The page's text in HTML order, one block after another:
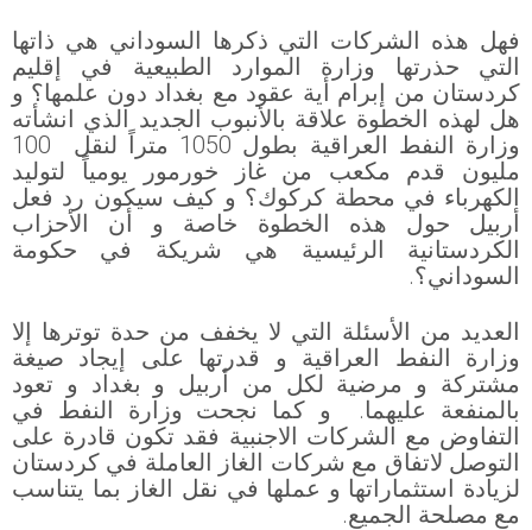
فهل هذه الشركات التي ذكرها السوداني هي ذاتها
التي حذرتها وزارة الموارد الطبيعية في إقليم
كردستان من إبرام أية عقود مع بغداد دون علمها؟ و
هل لهذه الخطوة علاقة بالأنبوب الجديد الذي انشأته
وزارة النفط العراقية بطول 1050 متراً لنقل 100
مليون قدم مكعب من غاز خورمور يومياً لتوليد
الكهرباء في محطة كركوك؟ و كيف سيكون رد فعل
أربيل حول هذه الخطوة خاصة و أن الأحزاب
الكردستانية الرئيسية هي شريكة في حكومة
السوداني؟.
العديد من الأسئلة التي لا يخفف من حدة توترها إلا
وزارة النفط العراقية و قدرتها على إيجاد صيغة
مشتركة و مرضية لكل من أربيل و بغداد و تعود
بالمنفعة عليهما. و كما نجحت وزارة النفط في
التفاوض مع الشركات الاجنبية فقد تكون قادرة على
التوصل لاتفاق مع شركات الغاز العاملة في كردستان
لزيادة استثماراتها و عملها في نقل الغاز بما يتناسب
مع مصلحة الجميع.